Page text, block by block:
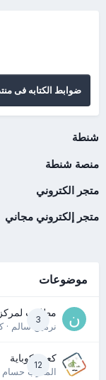
ضوابط الكتابه فى
شنطة
منصة شنطة
متجر الكتروني
متجر إلكتروني مجاني
موضوعات
3
مطلوب
نرمين سالم·
12
كعب كوباية
المدرب حسام